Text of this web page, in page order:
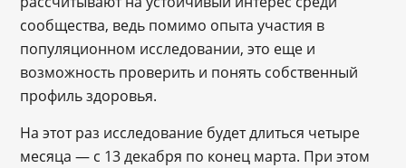
сообщества, ведь помимо опыта участия в
популяционном исследовании, это еще и
возможность проверить и понять собственный
профиль здоровья.
На этот раз исследование будет длиться четыре
месяца — с 13 декабря по конец марта. При этом